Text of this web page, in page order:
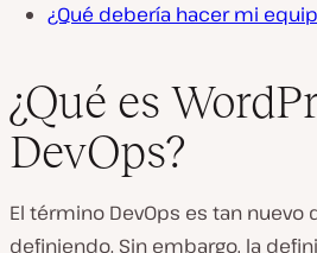
¿Qué debería hacer mi
¿Qué es
DevOps?
El término DevOps es tan nuevo
definiendo. Sin embargo, la